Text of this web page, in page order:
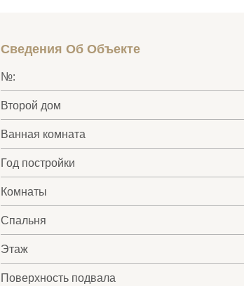
Сведения Об Объекте
№:
Второй дом
Ванная комната
Год постройки
Комнаты
Спальня
Этаж
Поверхность подвала